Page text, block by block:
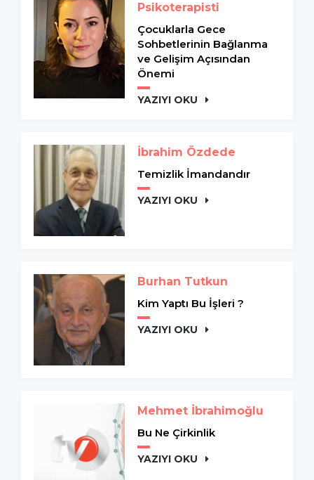
Psikoterapisti
Çocuklarla Gece
Sohbetlerinin Bağlanma
ve Gelişim Açısından
Önemi
YAZIYI OKU
İbrahim Özdede
Temizlik İmandandır
YAZIYI OKU
Burhan Tutkun
Kim Yaptı Bu İşleri ?
YAZIYI OKU
Mehmet İbrahimoğlu
Bu Ne Çirkinlik
YAZIYI OKU